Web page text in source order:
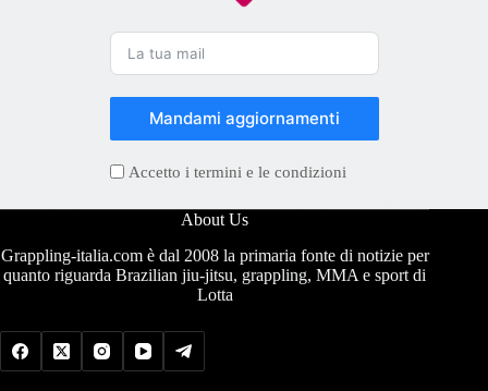
Mandami aggiornamenti
Accetto i termini e le condizioni
About Us
Grappling-italia.com è dal 2008 la primaria fonte di notizie per
quanto riguarda Brazilian jiu-jitsu, grappling, MMA e sport di
Lotta